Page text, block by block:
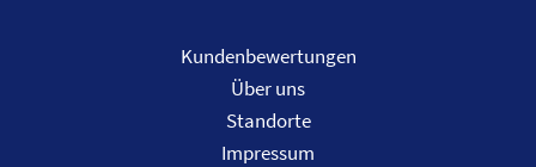
Kundenbewertungen
Über uns
Standorte
Impressum